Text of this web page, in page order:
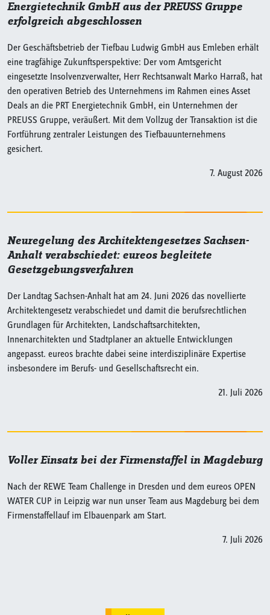
Energietechnik GmbH aus der PREUSS Gruppe
erfolgreich abgeschlossen
Der Geschäftsbetrieb der Tiefbau Ludwig GmbH aus Emleben erhält
eine tragfähige Zukunftsperspektive: Der vom Amtsgericht
eingesetzte Insolvenzverwalter, Herr Rechtsanwalt Marko Harraß, hat
den operativen Betrieb des Unternehmens im Rahmen eines Asset
Deals an die PRT Energietechnik GmbH, ein Unternehmen der
PREUSS Gruppe, veräußert. Mit dem Vollzug der Transaktion ist die
Fortführung zentraler Leistungen des Tiefbauunternehmens
gesichert.
7. August 2026
Neuregelung des Architektengesetzes Sachsen-
Anhalt verabschiedet: eureos begleitete
Gesetzgebungsverfahren
Der Landtag Sachsen-Anhalt hat am 24. Juni 2026 das novellierte
Architektengesetz verabschiedet und damit die berufsrechtlichen
Grundlagen für Architekten, Landschaftsarchitekten,
Innenarchitekten und Stadtplaner an aktuelle Entwicklungen
angepasst. eureos brachte dabei seine interdisziplinäre Expertise
insbesondere im Berufs- und Gesellschaftsrecht ein.
21. Juli 2026
Voller Einsatz bei der Firmenstaffel in Magdeburg
Nach der REWE Team Challenge in Dresden und dem eureos OPEN
WATER CUP in Leipzig war nun unser Team aus Magdeburg bei dem
Firmenstaffellauf im Elbauenpark am Start.
7. Juli 2026